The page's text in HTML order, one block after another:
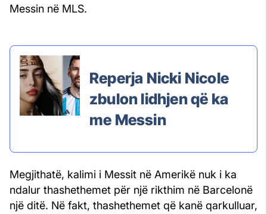
Messin në MLS.
Reperja Nicki Nicole
zbulon lidhjen që ka
me Messin
Megjithatë, kalimi i Messit në Amerikë nuk i ka
ndalur thashethemet për një rikthim në Barcelonë
një ditë. Në fakt, thashethemet që kanë qarkulluar,